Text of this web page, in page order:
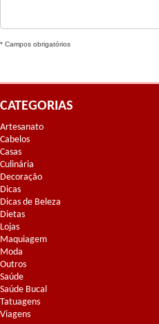
* Campos obrigatórios
CATEGORIAS
Artesanato
Cabelos
Casas
Culinária
Decoração
Dicas
Dicas de Beleza
Dietas
Lojas
Maquiagem
Moda
Outros
Saúde
Saúde Bucal
Tatuagens
Viagens